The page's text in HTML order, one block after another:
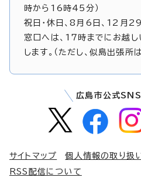
時から16時45分）
祝日・休日、8月6日、12月
窓口へは、17時までにお越
します。（ただし、似島出張
広島市公式
サイトマップ 個人情報の取り扱
RSS配信について